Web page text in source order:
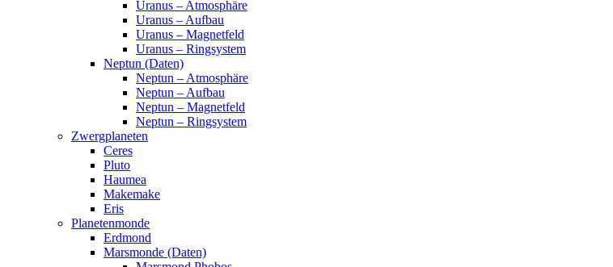
Uranus – Atmosphäre
Uranus – Aufbau
Uranus – Magnetfeld
Uranus – Ringsystem
Neptun (Daten)
Neptun – Atmosphäre
Neptun – Aufbau
Neptun – Magnetfeld
Neptun – Ringsystem
Zwergplaneten
Ceres
Pluto
Haumea
Makemake
Eris
Planetenmonde
Erdmond
Marsmonde (Daten)